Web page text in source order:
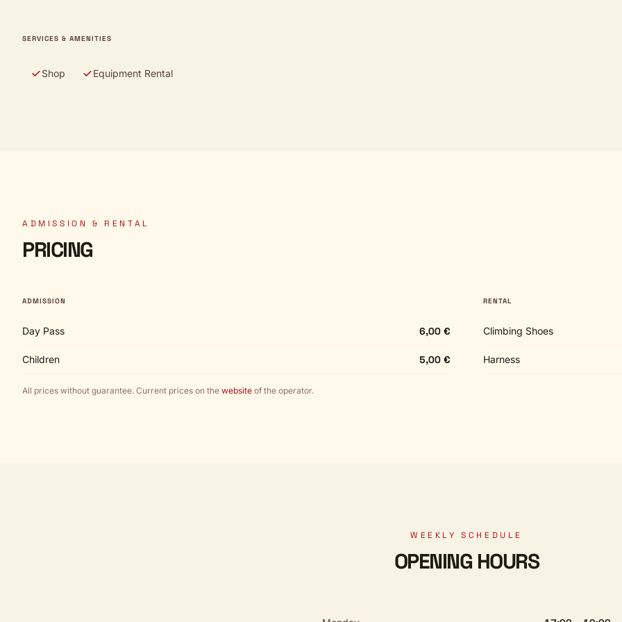
SERVICES & AMENITIES
Shop Equipment Rental
ADMISSION & RENTAL
PRICING
ADMISSION
Day Pass 6,00 €
Children 5,00 €
RENTAL
Climbing Shoes
Harness
All prices without guarantee. Current prices on the website of the operator.
WEEKLY SCHEDULE
OPENING HOURS